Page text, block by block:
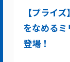
【プライ
をなめる
登場！